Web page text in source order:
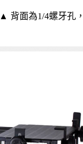
▲ 背面為1/4螺牙孔